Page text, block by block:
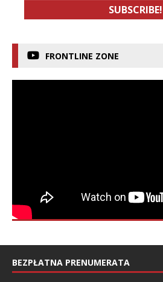
FRONTLINE ZONE
BEZPŁATNA PRENUMERATA